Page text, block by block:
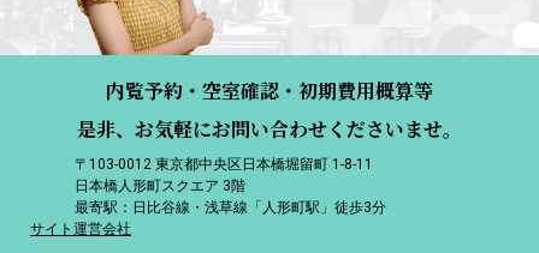
内覧予約・空室確認・初期費用概算等
是非、お気軽にお問い合わせくださいませ。
〒103-0012 東京都中央区日本橋堀留町 1-8-11
日本橋人形町スクエア 3階
最寄駅：日比谷線・浅草線「人形町駅」徒歩3分
サイト運営会社